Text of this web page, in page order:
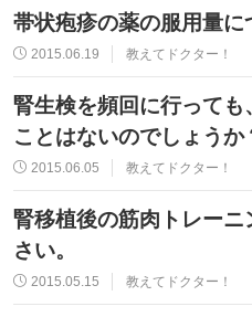
帯状疱疹の薬の服用量に
2015.06.19 教えてドクター！
腎生検を頻回に行って
ことはないのでしょうか
2015.06.05 教えてドクター！
腎移植後の筋肉トレー
さい。
2015.05.15 教えてドクター！